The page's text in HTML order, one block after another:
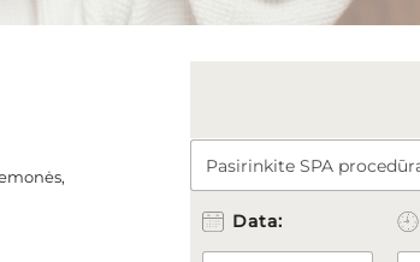
P
A
S
I
Data: